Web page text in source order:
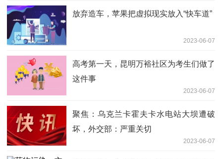
放弃造车，苹果把虚拟现实放入“快车道”
2023-06-07
高考第一天，昆明万裕社区为考生们做了
这件事
2023-06-07
聚焦：乌克兰卡霍夫卡水电站大坝遭破
坏，外交部：严重关切
2023-06-07